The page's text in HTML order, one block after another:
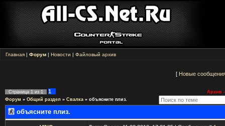
Главная | Форум | Новости | Файловый архив
[ Новые
Страница 1 из 1 1
Архив -
Форум » Общий раздел » Свалка » объясните плиз.
объясните плиз.